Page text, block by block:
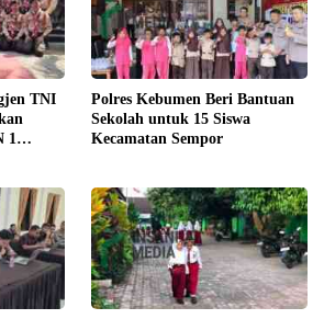
TNI
1
Polres Kebumen Beri Bantuan
Sekolah untuk 15 Siswa
Kecamatan Sempor